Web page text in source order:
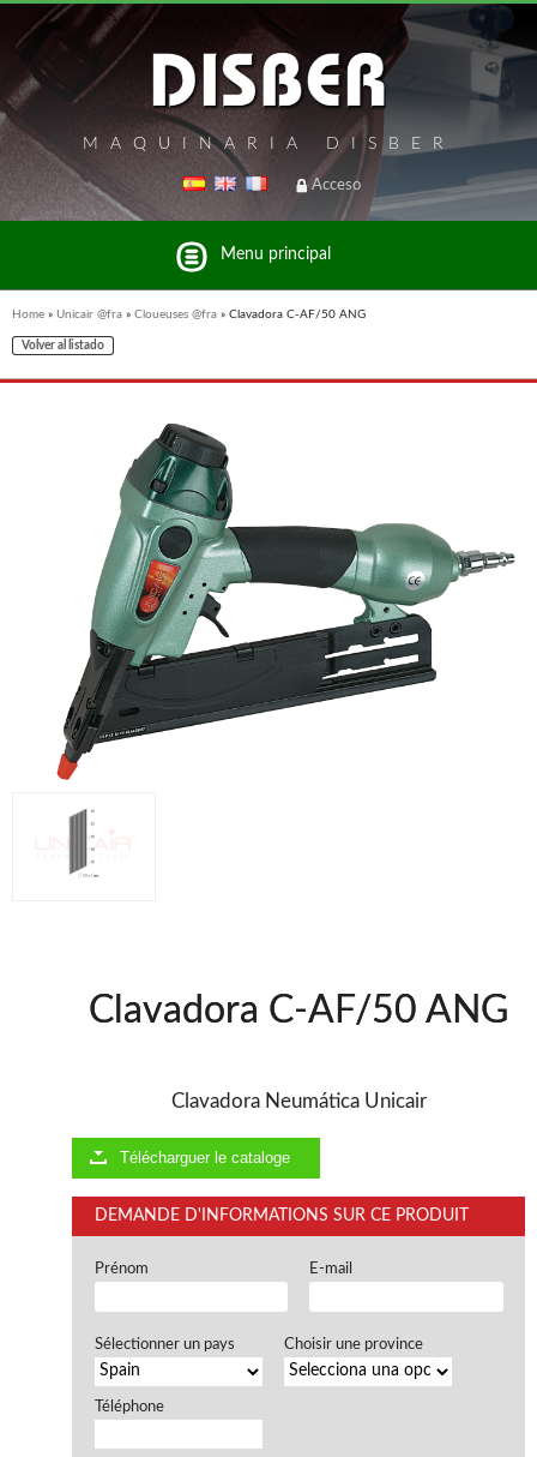
MAQUINARIA DISBER
Acceso
Menu principal
Liste des marques et produits du groupe Disber
FREEMAN @FRA
UNICAIR @FRA
WOODMAN @FRA
WOODMAN PROFESIONAL @FRA
BRICO OK @FRA
Offres et Opportunités
Home » Unicair @fra » Cloueuses @fra » Clavadora C-AF/50 ANG
Volver al listado
Clavadora C-AF/50 ANG
Clavadora Neumática Unicair
Télécharguer le cataloge
DEMANDE D'INFORMATIONS SUR CE PRODUIT
Prénom E-mail
Sélectionner un pays Choisir une province
Téléphone